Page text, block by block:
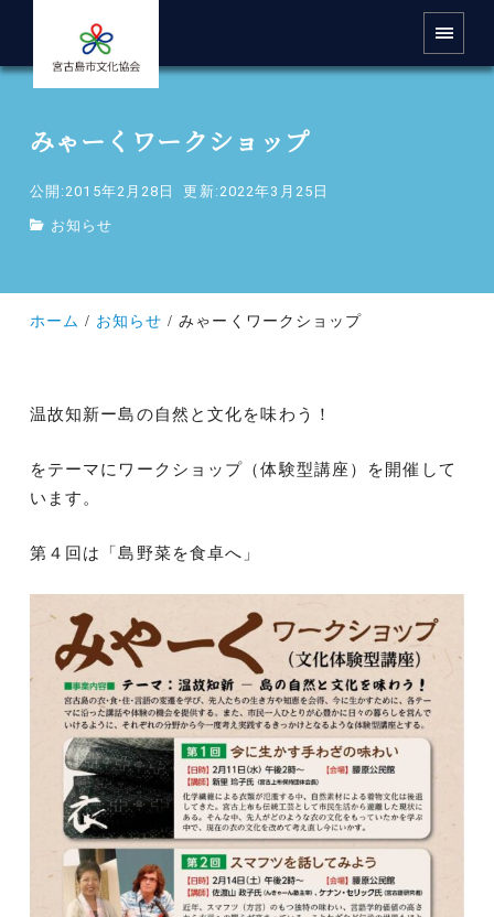
みゃーくワークショップ
公開:2015年2月28日 更新:2022年3月25日
お知らせ
ホーム お知らせ みゃーくワークショップ
温故知新ー島の自然と文化を味わう！
をテーマにワークショップ（体験型講座）を開催して
います。
第４回は「島野菜を食卓へ」